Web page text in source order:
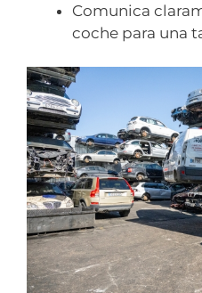
Comunica
coche para una